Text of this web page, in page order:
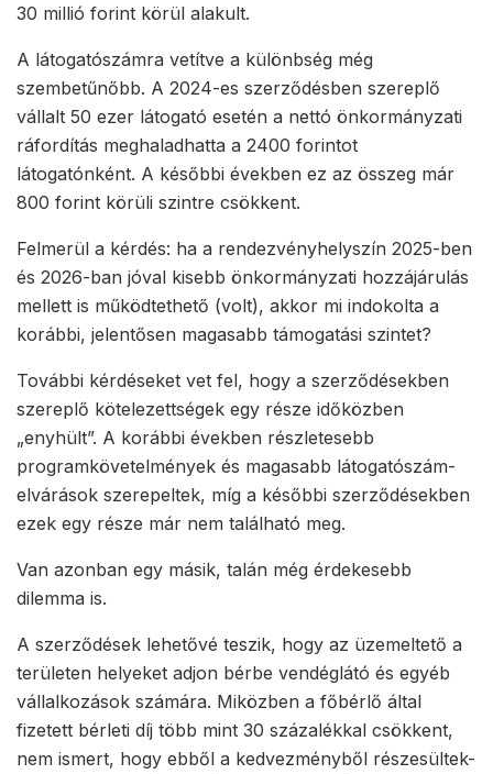
30 millió forint körül alakult.
A látogatószámra vetítve a különbség még
szembetűnőbb. A 2024-es szerződésben szereplő
vállalt 50 ezer látogató esetén a nettó önkormányzati
ráfordítás meghaladhatta a 2400 forintot
látogatónként. A későbbi években ez az összeg már
800 forint körüli szintre csökkent.
Felmerül a kérdés: ha a rendezvényhelyszín 2025-ben
és 2026-ban jóval kisebb önkormányzati hozzájárulás
mellett is működtethető (volt), akkor mi indokolta a
korábbi, jelentősen magasabb támogatási szintet?
További kérdéseket vet fel, hogy a szerződésekben
szereplő kötelezettségek egy része időközben
„enyhült”. A korábbi években részletesebb
programkövetelmények és magasabb látogatószám-
elvárások szerepeltek, míg a későbbi szerződésekben
ezek egy része már nem található meg.
Van azonban egy másik, talán még érdekesebb
dilemma is.
A szerződések lehetővé teszik, hogy az üzemeltető a
területen helyeket adjon bérbe vendéglátó és egyéb
vállalkozások számára. Miközben a főbérlő által
fizetett bérleti díj több mint 30 százalékkal csökkent,
nem ismert, hogy ebből a kedvezményből részesültek-